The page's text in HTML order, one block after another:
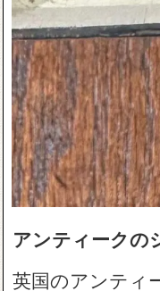
アンティークの
英国のアンティ